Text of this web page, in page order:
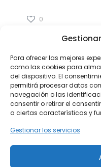
Para ofrecer las mejores
como las cookies para
del dispositivo. El
permitirá procesar datos
navegación o las
consentir o retirar el
a ciertas características y
Gestionar los servicios
0
© 2026
Web
Aviso legal
Política